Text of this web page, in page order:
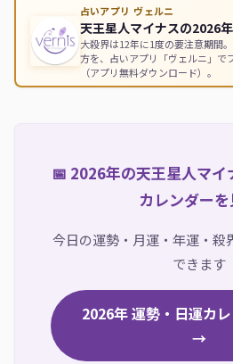
占いアプリ ヴェルニ
天王星人マイナスの2026
大殺界は12年に1度の要注意期間
方を、占いアプリ「ヴェルニ」で
（アプリ無料ダウンロード）。
📅 2026年の天王星人マ
カレンダー
今日の運勢・月運・年運・殺
できます
2026年 運勢・日運カ
→